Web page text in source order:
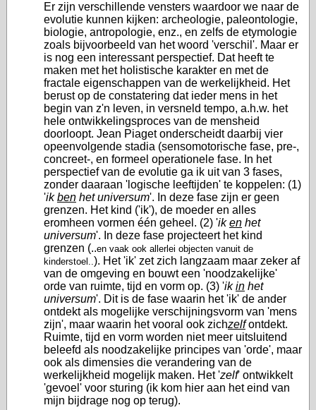
Er zijn verschillende vensters waardoor we naar de
evolutie kunnen kijken: archeologie, paleontologie,
biologie, antropologie, enz., en zelfs de etymologie
zoals bijvoorbeeld van het woord 'verschil'. Maar er
is nog een interessant perspectief. Dat heeft te
maken met het holistische karakter en met de
fractale eigenschappen van de werkelijkheid. Het
berust op de constatering dat ieder mens in het
begin van z'n leven, in versneld tempo, a.h.w. het
hele ontwikkelingsproces van de mensheid
doorloopt. Jean Piaget onderscheidt daarbij vier
opeenvolgende stadia (sensomotorische fase, pre-,
concreet-, en formeel operationele fase. In het
perspectief van de evolutie ga ik uit van 3 fases,
zonder daaraan 'logische leeftijden' te koppelen: (1)
'ik ben het universum'. In deze fase zijn er geen
grenzen. Het kind ('ik'), de moeder en alles
eromheen vormen één geheel. (2) 'ik en het
universum'. In deze fase projecteert het kind
grenzen (..en vaak ook allerlei objecten vanuit de
kinderstoel..). Het 'ik' zet zich langzaam maar zeker af
van de omgeving en bouwt een 'noodzakelijke'
orde van ruimte, tijd en vorm op. (3) 'ik in het
universum'. Dit is de fase waarin het 'ik' de ander
ontdekt als mogelijke verschijningsvorm van 'mens
zijn', maar waarin het vooral ook zichzelf ontdekt.
Ruimte, tijd en vorm worden niet meer uitsluitend
beleefd als noodzakelijke principes van 'orde', maar
ook als dimensies die verandering van de
werkelijkheid mogelijk maken. Het 'zelf' ontwikkelt
'gevoel' voor sturing (ik kom hier aan het eind van
mijn bijdrage nog op terug).